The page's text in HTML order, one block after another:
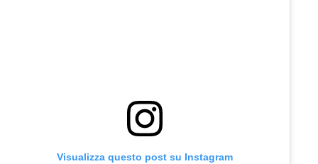
Visualizza questo post su Instagram